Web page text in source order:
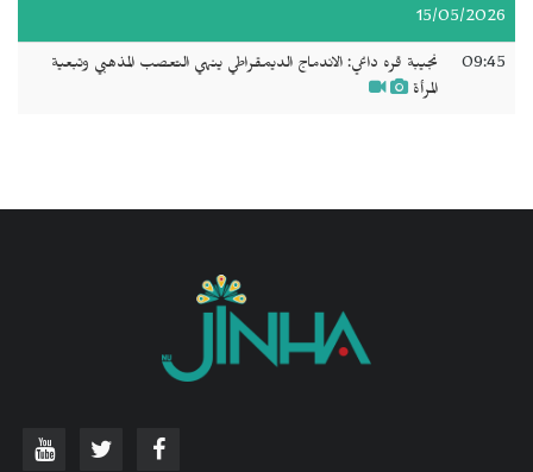
15/05/2026
09:45
نجيبة قره داغي: الاندماج الديمقراطي ينهي التعصب المذهبي وتبعية
المرأة